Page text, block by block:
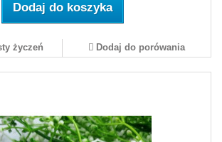
Dodaj do koszyka
życzeń Dodaj do porówania